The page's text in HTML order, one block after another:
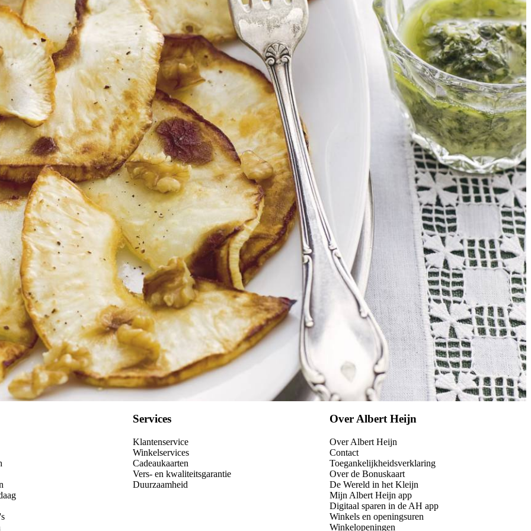
Kies producten
Wat vond je van dit recept?
Services
Klantenservice
Winkelservices
Cadeaukaarten
Vers- en kwaliteitsgarantie
Duurzaamheid
Over Albert Heijn
Over Albert Heijn
Contact
Toegankelijkheidsverklaring
Over de Bonuskaart
De Wereld in het Kleijn
Mijn Albert Heijn app
Digitaal sparen in de AH app
Winkels en openingsuren
Winkelopeningen